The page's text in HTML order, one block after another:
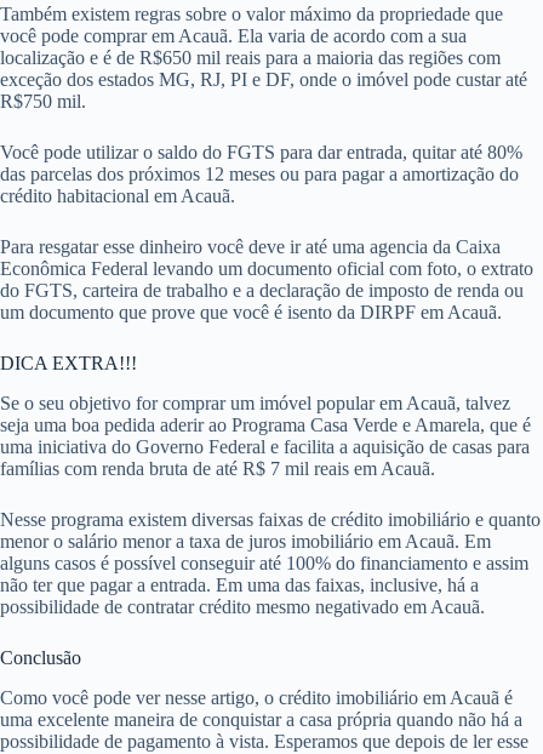
Também existem regras sobre o valor máximo da propriedade que
você pode comprar em Acauã. Ela varia de acordo com a sua
localização e é de R$650 mil reais para a maioria das regiões com
exceção dos estados MG, RJ, PI e DF, onde o imóvel pode custar até
R$750 mil.
Você pode utilizar o saldo do FGTS para dar entrada, quitar até 80%
das parcelas dos próximos 12 meses ou para pagar a amortização do
crédito habitacional em Acauã.
Para resgatar esse dinheiro você deve ir até uma agencia da Caixa
Econômica Federal levando um documento oficial com foto, o extrato
do FGTS, carteira de trabalho e a declaração de imposto de renda ou
um documento que prove que você é isento da DIRPF em Acauã.
DICA EXTRA!!!
Se o seu objetivo for comprar um imóvel popular em Acauã, talvez
seja uma boa pedida aderir ao Programa Casa Verde e Amarela, que é
uma iniciativa do Governo Federal e facilita a aquisição de casas para
famílias com renda bruta de até R$ 7 mil reais em Acauã.
Nesse programa existem diversas faixas de crédito imobiliário e quanto
menor o salário menor a taxa de juros imobiliário em Acauã. Em
alguns casos é possível conseguir até 100% do financiamento e assim
não ter que pagar a entrada. Em uma das faixas, inclusive, há a
possibilidade de contratar crédito mesmo negativado em Acauã.
Conclusão
Como você pode ver nesse artigo, o crédito imobiliário em Acauã é
uma excelente maneira de conquistar a casa própria quando não há a
possibilidade de pagamento à vista. Esperamos que depois de ler esse